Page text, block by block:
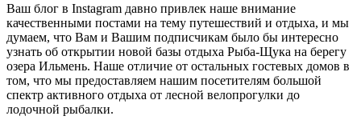
Ваш блог в Instagram давно привлек наше внимание
качественными постами на тему путешествий и отдыха, и мы
думаем, что Вам и Вашим подписчикам было бы интересно
узнать об открытии новой базы отдыха Рыба-Щука на берегу
озера Ильмень. Наше отличие от остальных гостевых домов в
том, что мы предоставляем нашим посетителям большой
спектр активного отдыха от лесной велопрогулки до
лодочной рыбалки.